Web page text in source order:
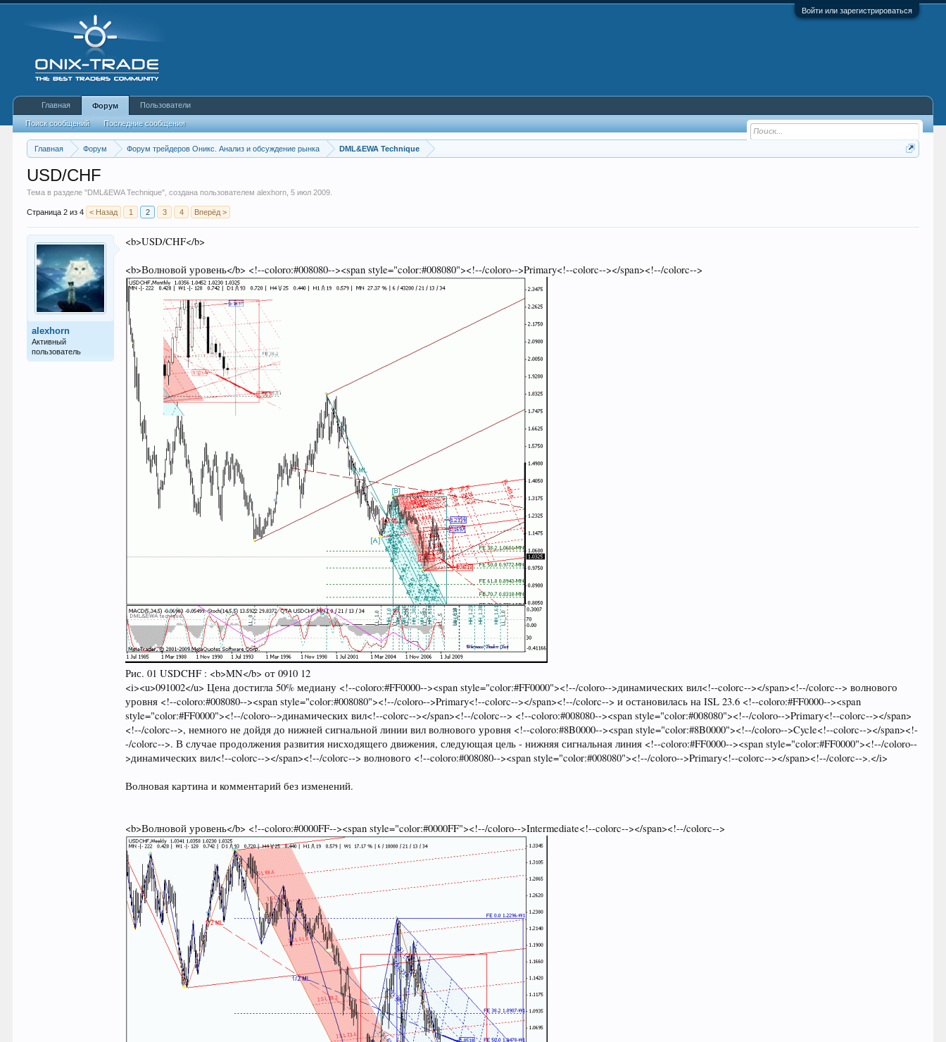
Войти или зарегистрироваться
Главная Форум Форум трейдеров Оникс. Анализ и обсуждение рынка DML&EWA Technique
USD/CHF
Тема в разделе "DML&EWA Technique", создана пользователемalexhorn ,5 июл 2009
Страница 2 из 4 < Назад 1 2 3 4 Вперёд >
alexhorn
Активный
пользователь
<b>USD/CHF</b>
<b>Волновой уровень</b> <!--coloro:#008080--><span style="color:#008080"><!--/coloro-->Primary<!--colorc--></span><!--/colorc-->
Рис. 01 USDCHF : <b>MN</b> от 0910 12
<i><u>091002</u> Цена достигла 50% медиану <!--coloro:#FF0000--><span style="color:#FF0000"><!--/coloro-->динамических вил<!--colorc--></span><!--/colorc--> волнового
уровня <!--coloro:#008080--><span style="color:#008080"><!--/coloro-->Primary<!--colorc--></span><!--/colorc--> и остановилась на ISL 23.6 <!--coloro:#FF0000--><span
style="color:#FF0000"><!--/coloro-->динамических вил<!--colorc--></span><!--/colorc--> <!--coloro:#008080--><span style="color:#008080"><!--/coloro-->Primary<!--colorc--></span>
<!--/colorc-->, немного не дойдя до нижней сигнальной линии вил волнового уровня <!--coloro:#8B0000--><span style="color:#8B0000"><!--/coloro-->Cycle<!--colorc--></span><!-
-/colorc-->. В случае продолжения развития нисходящего движения, следующая цель - нижняя сигнальная линия <!--coloro:#FF0000--><span style="color:#FF0000"><!--/coloro--
>динамических вил<!--colorc--></span><!--/colorc--> волнового <!--coloro:#008080--><span style="color:#008080"><!--/coloro-->Primary<!--colorc--></span><!--/colorc-->.</i>
Волновая картина и комментарий без изменений.
<b>Волновой уровень</b> <!--coloro:#0000FF--><span style="color:#0000FF"><!--/coloro-->Intermediate<!--colorc--></span><!--/colorc-->
Главная Форум
Поиск сообщений Последние сообщения
Пользователи